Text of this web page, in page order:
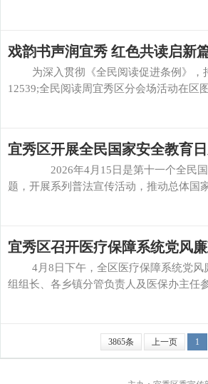
戏韵书声润宜秀 红色共读启
为深入贯彻《全民阅读促进条例》，持
12539;全民阅读周宜秀区分会场活动在区
宜秀区开展全民国家安全教育
2026年4月15日是第十一个全民国家
题，开展系列普法宣传活动，推动总体国
宜秀区召开医疗保障系统党风
4月8日下午，全区医疗保障系统党风
组组长、各乡镇分管负责人及医保办主任
3865条 上一页 1